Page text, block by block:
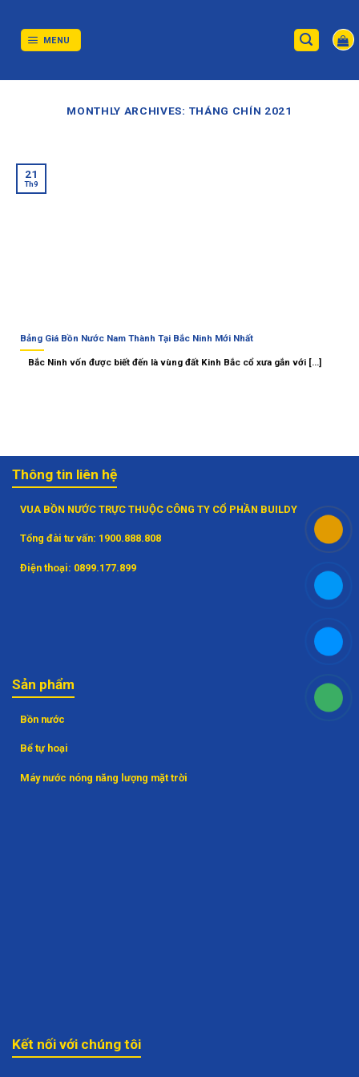
content
MENU
MONTHLY ARCHIVES: THÁNG CHÍN 2021
Bảng Giá Bồn Nước Nam Thành Tại Bắc Ninh Mới Nhất
Bắc Ninh vốn được biết đến là vùng đất Kinh Bắc cổ xưa gắn với [...]
21
Th9
Thông tin liên hệ
VUA BỒN NƯỚC TRỰC THUỘC CÔNG TY CỔ PHẦN BUILDY
Tổng đài tư vấn: 1900.888.808
Điện thoại: 0899.177.899
Sản phẩm
Bồn nước
Bể tự hoại
Máy nước nóng năng lượng mặt trời
Kết nối với chúng tôi